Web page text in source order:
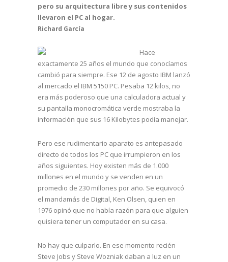
pero su arquitectura libre y sus contenidos
llevaron el PC al hogar.
Richard García
Hace
exactamente 25 años el mundo que conocíamos
cambió para siempre. Ese 12 de agosto IBM lanzó
al mercado el IBM 5150 PC. Pesaba 12 kilos, no
era más poderoso que una calculadora actual y
su pantalla monocromática verde mostraba la
información que sus 16 Kilobytes podía manejar.
Pero ese rudimentario aparato es antepasado
directo de todos los PC que irrumpieron en los
años siguientes. Hoy existen más de 1.000
millones en el mundo y se venden en un
promedio de 230 millones por año. Se equivocó
el mandamás de Digital, Ken Olsen, quien en
1976 opinó que no había razón para que alguien
quisiera tener un computador en su casa.
No hay que culparlo. En ese momento recién
Steve Jobs y Steve Wozniak daban a luz en un